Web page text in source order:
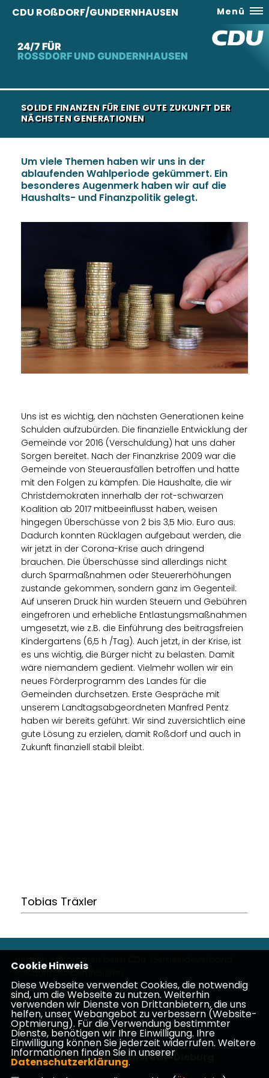
24/7 FÜR
ROSSDORF UND GUNDERNHAUSEN
CDU ROßDORF/GUNDERNHAUSEN Menü
SOLIDE FINANZEN FÜR EINE GUTE ZUKUNFT DER
NÄCHSTEN GENERATIONEN
Um viele Themen haben wir uns in der
ablaufenden Wahlperiode gekümmert. Ein
besonderes Augenmerk haben wir auf die
Haushalts- und Finanzpolitik gelegt.
Uns ist es wichtig, den nächsten Generationen keine
Schulden aufzubürden. Die finanzielle Entwicklung der
Gemeinde vor 2016 (Verschuldung) hat uns daher
Sorgen bereitet. Nach der Finanzkrise 2009 war die
Gemeinde von Steuerausfällen betroffen und hatte
mit den Folgen zu kämpfen. Die Haushalte, die wir
Christdemokraten innerhalb der rot-schwarzen
Koalition ab 2017 mitbeeinflusst haben, weisen
hingegen Überschüsse von 2 bis 3,5 Mio. Euro aus.
Dadurch konnten Rücklagen aufgebaut werden, die
wir jetzt in der Corona-Krise auch dringend
brauchen. Die Überschüsse sind allerdings nicht
durch Sparmaßnahmen oder Steuererhöhungen
zustande gekommen, sondern ganz im Gegenteil:
Auf unseren Druck hin wurden Steuern und Gebühren
eingefroren und erhebliche Entlastungsmaßnahmen
umgesetzt, wie z.B. die Einführung des beitragsfreien
Kindergartens (6,5 h /Tag). Auch jetzt, in der Krise, ist
es uns wichtig, die Bürger nicht zu belasten. Damit
wäre niemandem gedient. Vielmehr wollen wir ein
neues Förderprogramm des Landes für die
Gemeinden durchsetzen. Erste Gespräche mit
unserem Landtagsabgeordneten Manfred Pentz
haben wir bereits geführt. Wir sind zuversichtlich eine
gute Lösung zu erzielen, damit Roßdorf und auch in
Zukunft finanziell stabil bleibt.
Tobias Träxler
Herzlich willkommen beim CDU-Gemeindeverband
Roßdorf/Gundernhausen
Impressum Datenschutz Kontakt
CDU Kreisverband Darmstadt-Dieburg
Cookie Hinweis
Diese Webseite verwendet Cookies, die notwendig
sind, um die Webseite zu nutzen. Weiterhin
verwenden wir Dienste von Drittanbietern, die uns
helfen, unser Webangebot zu verbessern (Website-
Optmierung). Für die Verwendung bestimmter
Dienste, benötigen wir Ihre Einwilligung. Ihre
Einwilligung können Sie jederzeit widerrufen. Weitere
Informationen finden Sie in unserer
Datenschutzerklärung.